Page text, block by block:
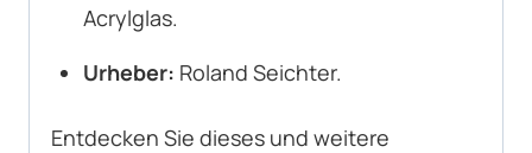
Acrylglas.
Urheber: Roland Seichter.
Entdecken Sie dieses und weitere